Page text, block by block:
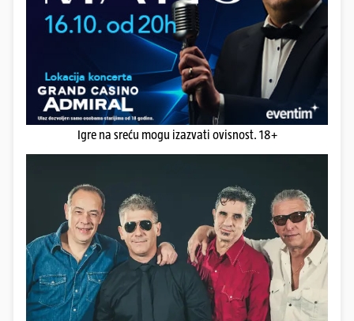
Igre na sreću mogu izazvati ovisnost. 18+